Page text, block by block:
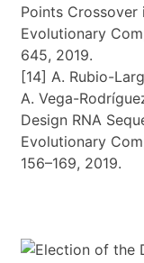
Points Crossover
Evolutionary
645, 2019.
[14] A. Rubio-
A. Vega-
Design RNA
Evolutionary
156–169, 2019.